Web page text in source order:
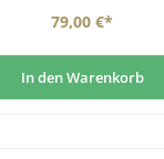
79,00 €*
In den Warenkorb